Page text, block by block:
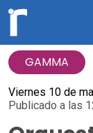
GAMMA
Viernes 10 de
Publicado a las